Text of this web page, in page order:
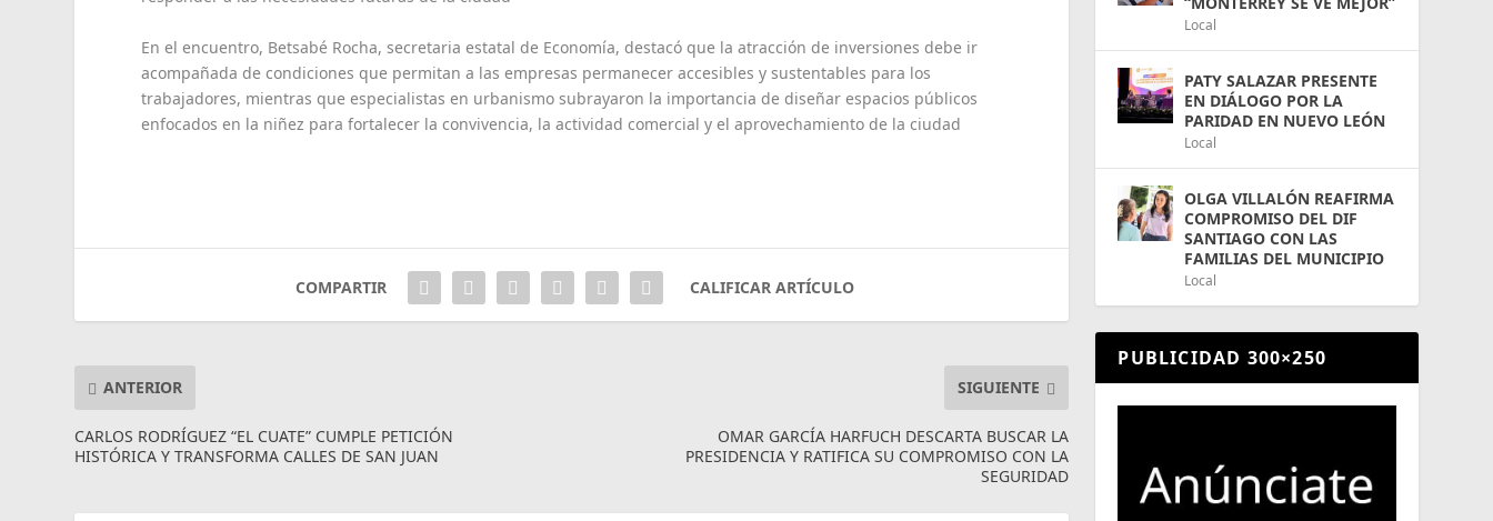
En el encuentro, Betsabé Rocha, secretaria estatal de Economía, destacó que la atracción de inversiones debe ir
acompañada de condiciones que permitan a las empresas permanecer accesibles y sustentables para los
trabajadores, mientras que especialistas en urbanismo subrayaron la importancia de diseñar espacios públicos
enfocados en la niñez para fortalecer la convivencia, la actividad comercial y el aprovechamiento de la ciudad
COMPARTIR CALIFICAR ARTÍCULO
ANTERIOR
CARLOS RODRÍGUEZ “EL CUATE” CUMPLE PETICIÓN
HISTÓRICA Y TRANSFORMA CALLES DE SAN JUAN
SIGUIENTE
OMAR GARCÍA HARFUCH DESCARTA BUSCAR LA
PRESIDENCIA Y RATIFICA SU COMPROMISO CON LA
SEGURIDAD
Local
PATY SALAZAR PRESENTE
EN DIÁLOGO POR LA
PARIDAD EN NUEVO LEÓN
Local
OLGA VILLALÓN REAFIRMA
COMPROMISO DEL DIF
SANTIAGO CON LAS
FAMILIAS DEL MUNICIPIO
Local
PUBLICIDAD 300×250